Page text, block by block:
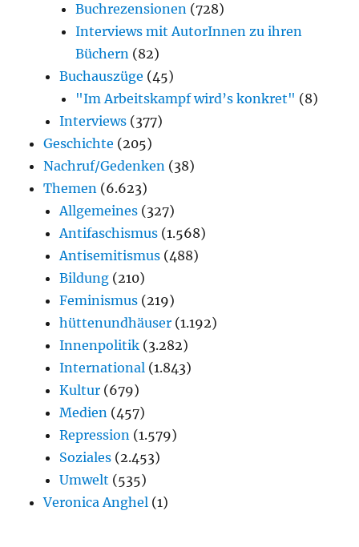
Buchrezensionen (728)
Interviews mit AutorInnen zu ihren
Büchern (82)
Buchauszüge (45)
"Im Arbeitskampf wird’s konkret" (8)
Interviews (377)
Geschichte (205)
Nachruf/Gedenken (38)
Themen (6.623)
Allgemeines (327)
Antifaschismus (1.568)
Antisemitismus (488)
Bildung (210)
Feminismus (219)
hüttenundhäuser (1.192)
Innenpolitik (3.282)
International (1.843)
Kultur (679)
Medien (457)
Repression (1.579)
Soziales (2.453)
Umwelt (535)
Veronica Anghel (1)